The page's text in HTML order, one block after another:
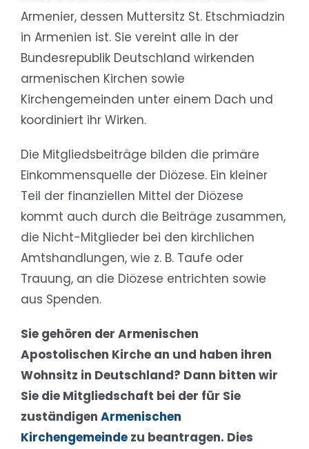
Armenier, dessen Muttersitz St. Etschmiadzin
in Armenien ist. Sie vereint alle in der
Bundesrepublik Deutschland wirkenden
armenischen Kirchen sowie
Kirchengemeinden unter einem Dach und
koordiniert ihr Wirken.
Die Mitgliedsbeiträge bilden die primäre
Einkommensquelle der Diözese. Ein kleiner
Teil der finanziellen Mittel der Diözese
kommt auch durch die Beiträge zusammen,
die Nicht-Mitglieder bei den kirchlichen
Amtshandlungen, wie z. B. Taufe oder
Trauung, an die Diözese entrichten sowie
aus Spenden.
Sie gehören der Armenischen
Apostolischen Kirche an und haben ihren
Wohnsitz in Deutschland? Dann bitten wir
Sie die Mitgliedschaft bei der für Sie
zuständigen Armenischen
Kirchengemeindezu beantragen. Dies